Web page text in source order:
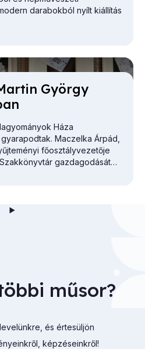
darabokból nyílt kiállítás
György
Háza
Maczelka Árpád,
főosztályvezetője
gazdagodását
műsor?
és értesüljön
képzéseinkről!